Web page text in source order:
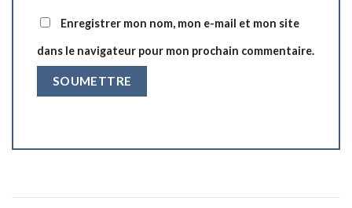
Enregistrer mon nom, mon e-mail et mon site
dans le navigateur pour mon prochain commentaire.